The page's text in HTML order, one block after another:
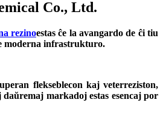
Co., Ltd.
rezinoestas ĉe la avangardo de ĉi tiu
moderna infrastrukturo.
flekseblecon kaj veterreziston,
markadoj estas esencaj por